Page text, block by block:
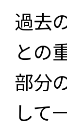
過去
との
部分
して